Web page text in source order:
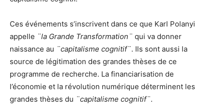
Ces événements s’inscrivent dans ce que Karl Polanyi
appelle ¨la Grande Transformation¨ qui va donner
naissance au ¨capitalisme cognitif¨. Ils sont aussi la
source de légitimation des grandes thèses de ce
programme de recherche. La financiarisation de
l’économie et la révolution numérique déterminent les
grandes thèses du ¨capitalisme cognitif¨.